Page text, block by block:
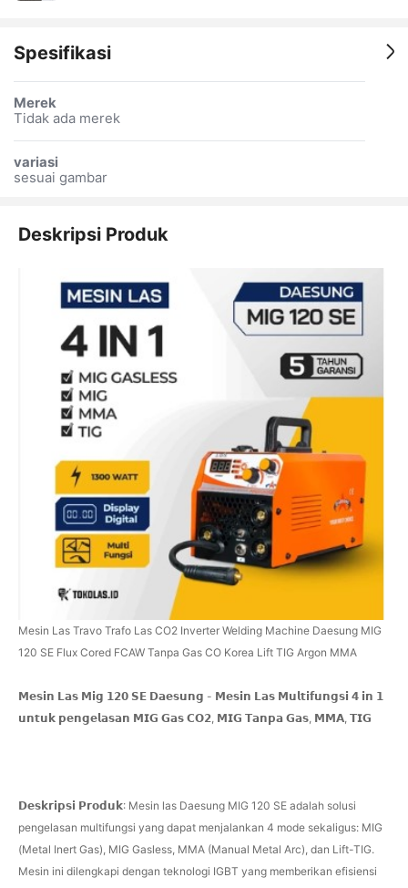
Spesifikasi
Merek
Tidak ada merek
variasi
sesuai gambar
Deskripsi Produk
Mesin Las Travo Trafo Las CO2 Inverter Welding Machine Daesung MIG
120 SE Flux Cored FCAW Tanpa Gas CO Korea Lift TIG Argon MMA
𝗠𝗲𝘀𝗶𝗻 𝗟𝗮𝘀 𝗠𝗶𝗴 𝟭𝟮𝟬 𝗦𝗘 𝗗𝗮𝗲𝘀𝘂𝗻𝗴 - 𝗠𝗲𝘀𝗶𝗻 𝗟𝗮𝘀 𝗠𝘂𝗹𝘁𝗶𝗳𝘂𝗻𝗴𝘀𝗶 𝟰 𝗶𝗻 𝟭
𝘂𝗻𝘁𝘂𝗸 𝗽𝗲𝗻𝗴𝗲𝗹𝗮𝘀𝗮𝗻 𝗠𝗜𝗚 𝗚𝗮𝘀 𝗖𝗢𝟮, 𝗠𝗜𝗚 𝗧𝗮𝗻𝗽𝗮 𝗚𝗮𝘀, 𝗠𝗠𝗔, 𝗧𝗜𝗚
𝗗𝗲𝘀𝗸𝗿𝗶𝗽𝘀𝗶 𝗣𝗿𝗼𝗱𝘂𝗸: Mesin las Daesung MIG 120 SE adalah solusi
pengelasan multifungsi yang dapat menjalankan 4 mode sekaligus: MIG
(Metal Inert Gas), MIG Gasless, MMA (Manual Metal Arc), dan Lift-TIG.
Mesin ini dilengkapi dengan teknologi IGBT yang memberikan efisiensi